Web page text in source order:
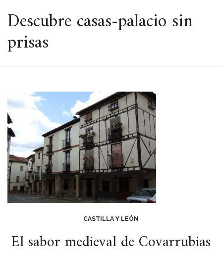
ESPACIO
Descubre casas-palacio sin
prisas
CASTILLA Y LEÓN
El sabor medieval de Covarrubias